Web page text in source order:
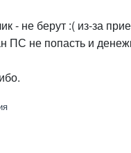
- не берут :( из-за
ПС не попасть и